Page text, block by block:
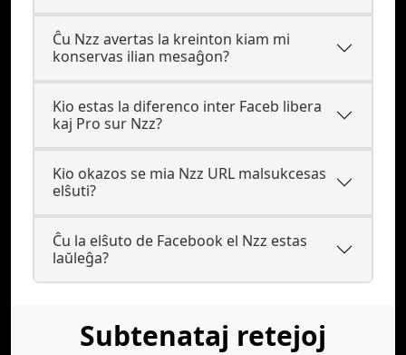
Ĉu Nzz avertas la kreinton kiam mi
konservas ilian mesaĝon?
Kio estas la diferenco inter Faceb libera
kaj Pro sur Nzz?
Kio okazos se mia Nzz URL malsukcesas
elŝuti?
Ĉu la elŝuto de Facebook el Nzz estas
laŭleĝa?
Subtenataj retejoj